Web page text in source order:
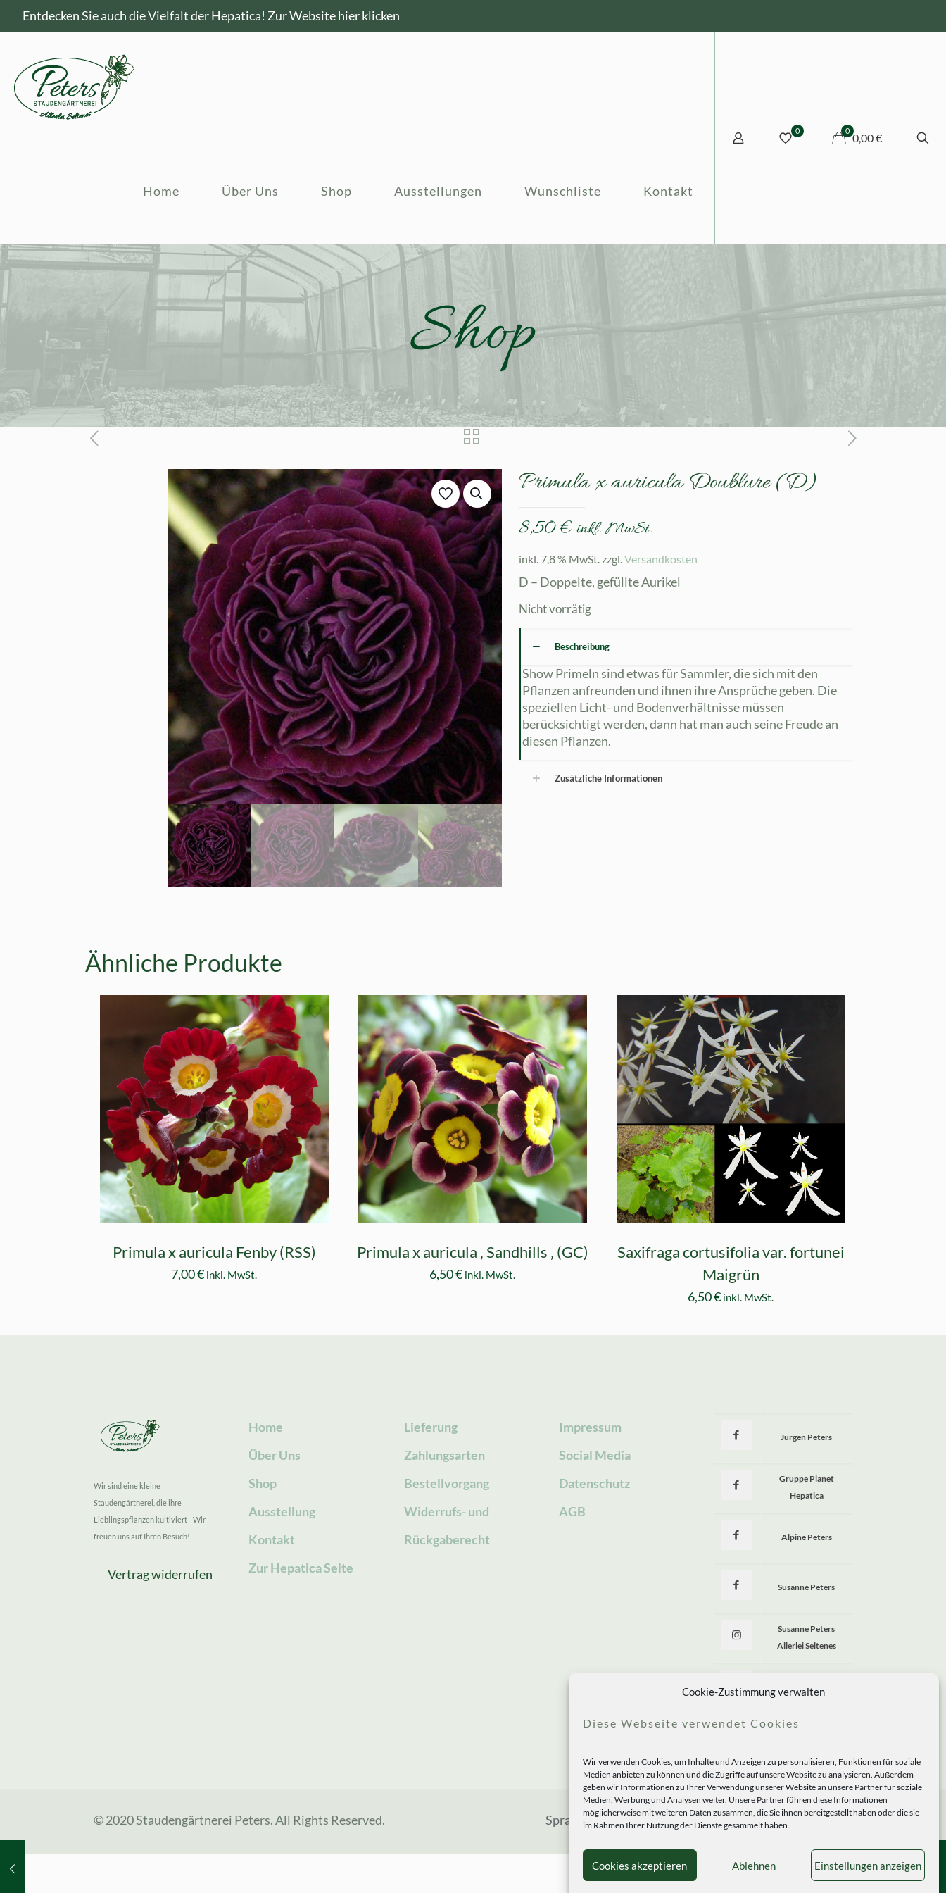
Cookie-Zustimmung verwalten
Diese Webseite verwendet Cookies
Wir verwenden Cookies, um Inhalte und Anzeigen zu personalisieren, Funktionen für soziale
Medien anbieten zu können und die Zugriffe auf unsere Website zu analysieren. Außerdem
geben wir Informationen zu Ihrer Verwendung unserer Website an unsere Partner für soziale
Medien, Werbung und Analysen weiter. Unsere Partner führen diese Informationen
möglicherweise mit weiteren Daten zusammen, die Sie ihnen bereitgestellt haben oder die sie
im Rahmen Ihrer Nutzung der Dienste gesammelt haben.
Cookies akzeptieren Ablehnen Einstellungen anzeigen
Entdecken Sie auch die Vielfalt der Hepatica! Zur Website hier klicken
Home Über Uns Shop Ausstellungen Wunschliste Kontakt
0 0
0,00 €
Shop
Primula x auricula Doublure (D)
8,50€ inkl. MwSt.
inkl. 7,8 % MwSt.zzgl.Versandkosten
D – Doppelte, gefüllte Aurikel
Nicht vorrätig
Beschreibung
Show Primeln sind etwas für Sammler, die sich mit den
Pflanzen anfreunden und ihnen ihre Ansprüche geben. Die
speziellen Licht- und Bodenverhältnisse müssen
berücksichtigt werden, dann hat man auch seine Freude an
diesen Pflanzen.
Zusätzliche Informationen
Ähnliche Produkte
Primula x auricula Fenby (RSS)
7,00€ inkl. MwSt.
Primula x auricula ‚ Sandhills ‚ (GC)
6,50€ inkl. MwSt.
Saxifraga cortusifolia var. fortunei
Maigrün
6,50€ inkl. MwSt.
Wir sind eine kleine
Staudengärtnerei, die ihre
Lieblingspflanzen kultiviert - Wir
freuen uns auf Ihren Besuch!
Vertrag widerrufen
Home
Über Uns
Shop
Ausstellung
Kontakt
Zur Hepatica Seite
Lieferung
Zahlungsarten
Bestellvorgang
Widerrufs- und
Rückgaberecht
Impressum
Social Media
Datenschutz
AGB
Jürgen Peters
Gruppe Planet
Hepatica
Alpine Peters
Susanne Peters
Susanne Peters
Allerlei Seltenes
Allerlei Seltenes
© 2020 Staudengärtnerei Peters. All Rights Reserved. Sprachen